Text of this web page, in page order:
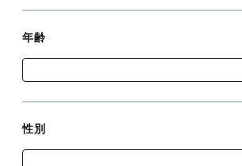
年齢
性別